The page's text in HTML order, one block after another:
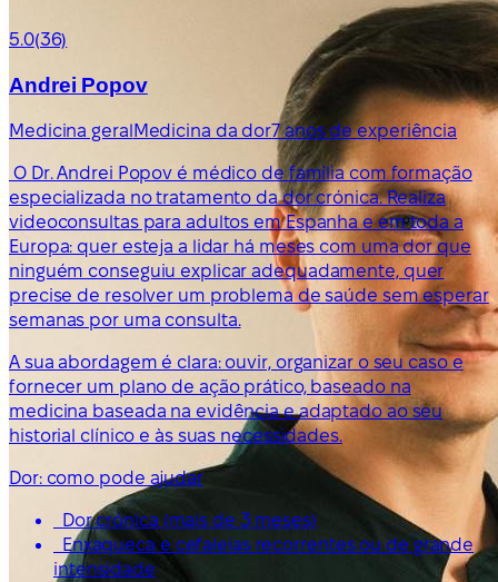
5.0(36)
Andrei Popov
Medicina geralMedicina da dor7 anos de experiência
O Dr. Andrei Popov é médico de família com formação
especializada no tratamento da dor crónica. Realiza
videoconsultas para adultos em Espanha e em toda a
Europa: quer esteja a lidar há meses com uma dor que
ninguém conseguiu explicar adequadamente, quer
precise de resolver um problema de saúde sem esperar
semanas por uma consulta.
A sua abordagem é clara: ouvir, organizar o seu caso e
fornecer um plano de ação prático, baseado na
medicina baseada na evidência e adaptado ao seu
historial clínico e às suas necessidades.
Dor: como pode ajudar
Dor crónica (mais de 3 meses)
Enxaqueca e cefaleias recorrentes ou de grande
intensidade